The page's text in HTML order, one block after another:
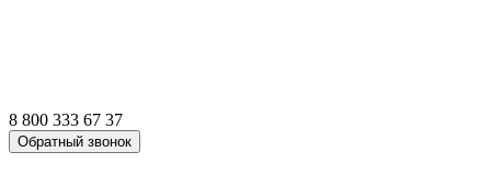
8 800 333 67 37
Обратный звонок